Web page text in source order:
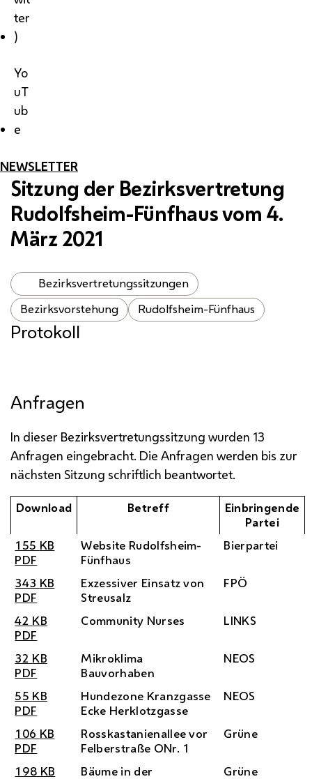
ter
)
Yo
uT
ub
e
NEWSLETTER
Sitzung der Bezirksvertretung
Rudolfsheim-Fünfhaus vom 4.
März 2021
Bezirksvertretungssitzungen
Bezirksvorstehung
Rudolfsheim-Fünfhaus
Protokoll
Anfragen
In dieser Bezirksvertretungssitzung wurden 13
Anfragen eingebracht. Die Anfragen werden bis zur
nächsten Sitzung schriftlich beantwortet.
Download Betreff
Einbringende
Partei
155 KB
PDF
Website Rudolfsheim-
Fünfhaus
Bierpartei
343 KB
PDF
Exzessiver Einsatz von
Streusalz
FPÖ
42 KB
PDF
Community Nurses LINKS
32 KB
PDF
Mikroklima
Bauvorhaben
NEOS
55 KB
PDF
Hundezone Kranzgasse
Ecke Herklotzgasse
NEOS
106 KB
PDF
Rosskastanienallee vor
Felberstraße ONr. 1
Grüne
198 KB
Bäume in der
Grüne